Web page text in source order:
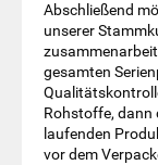
Abschließend
unserer
gesamten
Rohstoffe, dann
laufenden
vor dem